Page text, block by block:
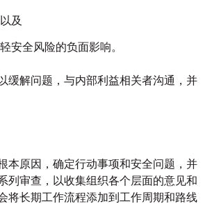
及
安全风险的负面影响。
缓解问题，与内部利益相关者沟通，并
本原因，确定行动事项和安全问题，并
列审查，以收集组织各个层面的意见和
将长期工作流程添加到工作周期和路线